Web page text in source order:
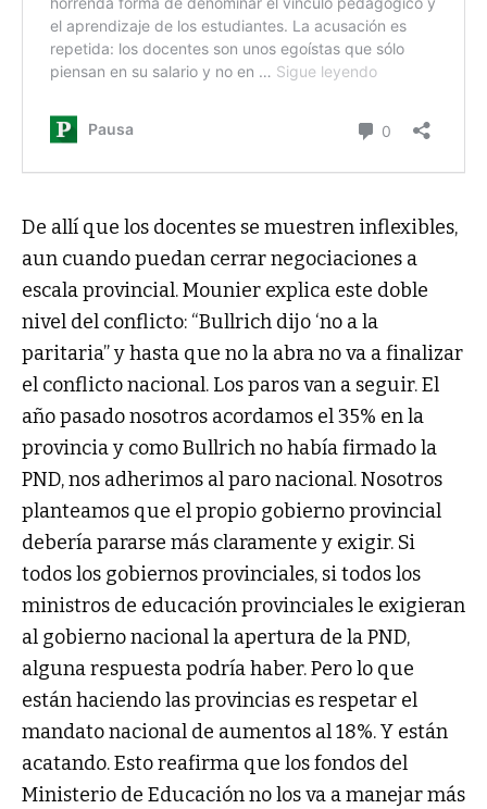
De allí que los docentes se muestren inflexibles,
aun cuando puedan cerrar negociaciones a
escala provincial. Mounier explica este doble
nivel del conflicto: “Bullrich dijo ‘no a la
paritaria” y hasta que no la abra no va a finalizar
el conflicto nacional. Los paros van a seguir. El
año pasado nosotros acordamos el 35% en la
provincia y como Bullrich no había firmado la
PND, nos adherimos al paro nacional. Nosotros
planteamos que el propio gobierno provincial
debería pararse más claramente y exigir. Si
todos los gobiernos provinciales, si todos los
ministros de educación provinciales le exigieran
al gobierno nacional la apertura de la PND,
alguna respuesta podría haber. Pero lo que
están haciendo las provincias es respetar el
mandato nacional de aumentos al 18%. Y están
acatando. Esto reafirma que los fondos del
Ministerio de Educación no los va a manejar más